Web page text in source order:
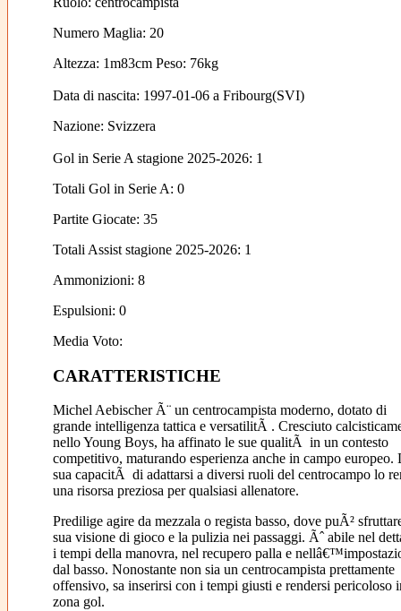
Numero Maglia: 20
Altezza: 1m83cm Peso: 76kg
Data di nascita: 1997-01-06 a Fribourg(SVI)
Nazione: Svizzera
Gol in Serie A stagione 2025-2026: 1
Totali Gol in Serie A: 0
Partite Giocate: 35
Totali Assist stagione 2025-2026: 1
Ammonizioni: 8
Espulsioni: 0
Media Voto:
CARATTERISTICHE
Michel Aebischer Ã¨ un centrocampista moderno, dotato di
grande intelligenza tattica e versatilitÃ . Cresciuto
nello Young Boys, ha affinato le sue qualitÃ in un contesto
competitivo, maturando esperienza anche in campo europeo.
sua capacitÃ di adattarsi a diversi ruoli del centrocampo lo
una risorsa preziosa per qualsiasi allenatore.
Predilige agire da mezzala o regista basso, dove puÃ²
sua visione di gioco e la pulizia nei passaggi. Ãˆ abile nel
i tempi della manovra, nel recupero palla e
dal basso. Nonostante non sia un centrocampista prettamente
offensivo, sa inserirsi con i tempi giusti e rendersi pericoloso
zona gol.